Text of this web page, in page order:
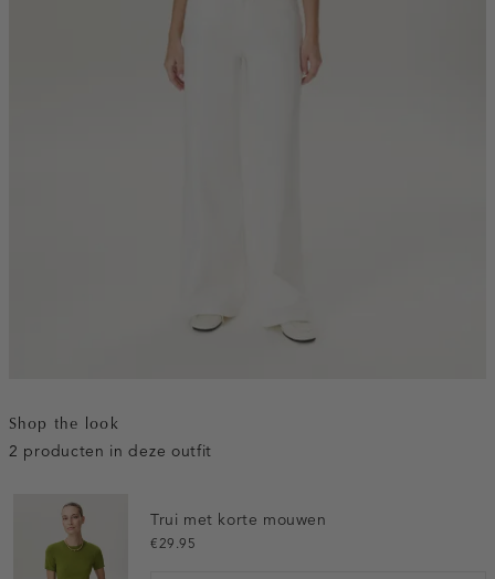
Shop the look
2 producten in deze outfit
Trui met korte mouwen
€29.95